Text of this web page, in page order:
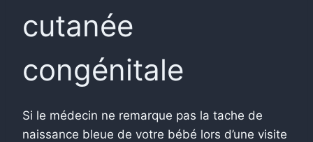
cutanée
congénitale
Si le médecin ne remarque pas la tache de
naissance bleue de votre bébé lors d’une visite